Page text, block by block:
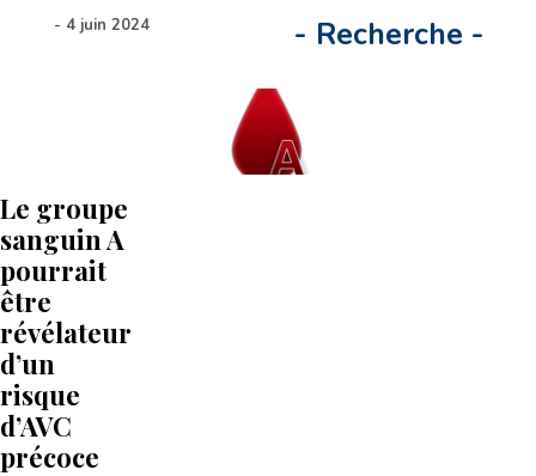
- Recherche -
- 4 juin 2024
Le groupe
sanguin A
pourrait
être
révélateur
d’un
risque
d’AVC
précoce